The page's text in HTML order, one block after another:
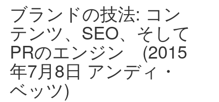
ブランドの技法: コン
テンツ、SEO、そして
PRのエンジン (2015
年7月8日 アンディ・
ベッツ)